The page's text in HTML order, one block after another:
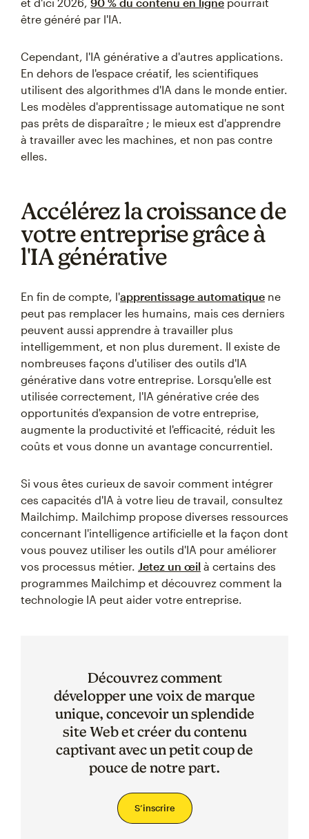
et d'ici 2026, 90 % du contenu en ligne pourrait
être généré par l'IA.
Cependant, l'IA générative a d'autres applications.
En dehors de l'espace créatif, les scientifiques
utilisent des algorithmes d'IA dans le monde entier.
Les modèles d'apprentissage automatique ne sont
pas prêts de disparaître ; le mieux est d'apprendre
à travailler avec les machines, et non pas contre
elles.
Accélérez la croissance de
votre entreprise grâce à
l'IA générative
En fin de compte, l'apprentissage automatique ne
peut pas remplacer les humains, mais ces derniers
peuvent aussi apprendre à travailler plus
intelligemment, et non plus durement. Il existe de
nombreuses façons d'utiliser des outils d'IA
générative dans votre entreprise. Lorsqu'elle est
utilisée correctement, l'IA générative crée des
opportunités d'expansion de votre entreprise,
augmente la productivité et l'efficacité, réduit les
coûts et vous donne un avantage concurrentiel.
Si vous êtes curieux de savoir comment intégrer
ces capacités d'IA à votre lieu de travail, consultez
Mailchimp. Mailchimp propose diverses ressources
concernant l'intelligence artificielle et la façon dont
vous pouvez utiliser les outils d'IA pour améliorer
vos processus métier. Jetez un œil à certains des
programmes Mailchimp et découvrez comment la
technologie IA peut aider votre entreprise.
Découvrez comment
développer une voix de marque
unique, concevoir un splendide
site Web et créer du contenu
captivant avec un petit coup de
pouce de notre part.
S’inscrire